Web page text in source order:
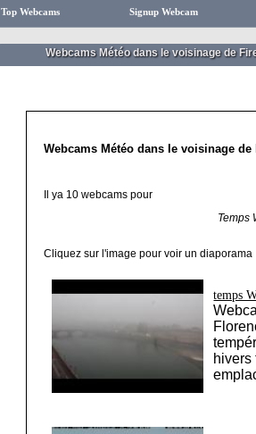
Top Webcams Signup Webcam
Webcams Météo dans le voisinage de
Webcams Météo dans le voisinage de
Il ya 10 webcams pour
Temps
Cliquez sur l'image pour voir un diaporama
temps
hivers